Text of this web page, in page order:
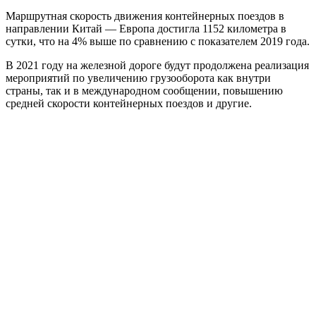
Маршрутная скорость движения контейнерных поездов в
направлении Китай — Европа достигла 1152 километра в
сутки, что на 4% выше по сравнению с показателем 2019 года.
В 2021 году на железной дороге будут продолжена реализация
мероприятий по увеличению грузооборота как внутри
страны, так и в международном сообщении, повышению
средней скорости контейнерных поездов и другие.